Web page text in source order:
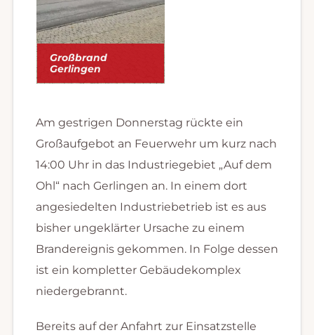
Großbrand
Gerlingen
Am gestrigen Donnerstag rückte ein
Großaufgebot an Feuerwehr um kurz nach
14:00 Uhr in das Industriegebiet „Auf dem
Ohl“ nach Gerlingen an. In einem dort
angesiedelten Industriebetrieb ist es aus
bisher ungeklärter Ursache zu einem
Brandereignis gekommen. In Folge dessen
ist ein kompletter Gebäudekomplex
niedergebrannt.
Bereits auf der Anfahrt zur Einsatzstelle